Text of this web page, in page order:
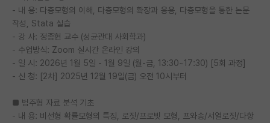
- 내 용: 다층모형의 이해, 다층모형의 확장과 응용, 다층모형을 통한 논문
작성, Stata 실습
- 강 사: 정종현 교수 (성균관대 사회학과)
- 수업방식: Zoom 실시간 온라인 강의
- 일 시: 2026년 1월 5일 - 1월 9일 (월-금, 13:30~17:30) [5회 과정]
- 신 청: [2차] 2025년 12월 19일(금) 오전 10시부터
■ 범주형 자료 분석 기초
- 내 용: 비선형 확률모형의 특징, 로짓/프로빗 모형, 프와송/서열로짓/다항